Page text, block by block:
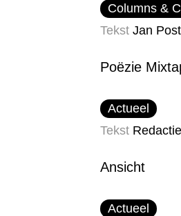
Columns &
Tekst Jan
Poëzie
Actueel
Tekst Redactie
Ansicht
Actueel